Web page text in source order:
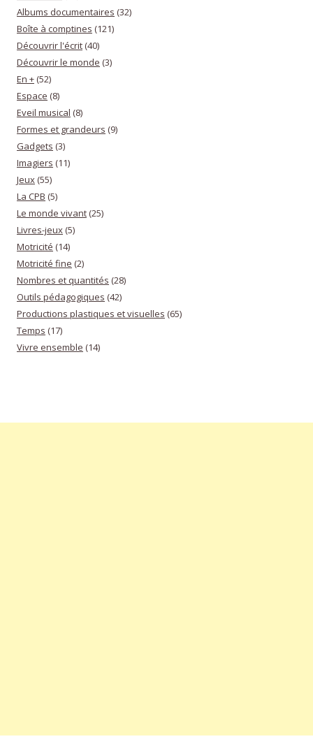
Albums documentaires (32)
Boîte à comptines (121)
Découvrir l'écrit (40)
Découvrir le monde (3)
En + (52)
Espace (8)
Eveil musical (8)
Formes et grandeurs (9)
Gadgets (3)
Imagiers (11)
Jeux (55)
La CPB (5)
Le monde vivant (25)
Livres-jeux (5)
Motricité (14)
Motricité fine (2)
Nombres et quantités (28)
Outils pédagogiques (42)
Productions plastiques et visuelles (65)
Temps (17)
Vivre ensemble (14)